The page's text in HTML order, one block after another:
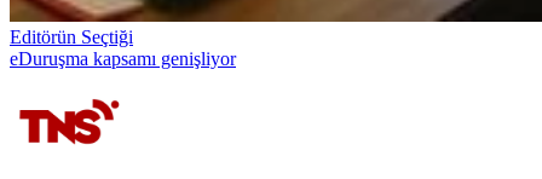
Editörün Seçtiği
eDuruşma kapsamı genişliyor